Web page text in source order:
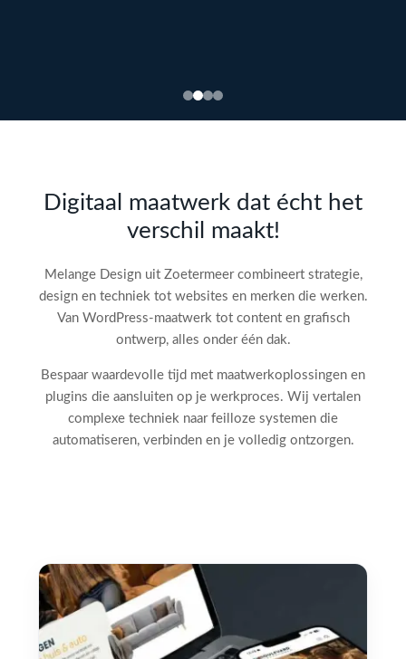
de SEO-
audit
Digitaal maatwerk dat écht het
verschil maakt!
Melange Design uit Zoetermeer combineert strategie,
design en techniek tot websites en merken die werken.
Van WordPress-maatwerk tot content en grafisch
ontwerp, alles onder één dak.
Bespaar waardevolle tijd met maatwerkoplossingen en
plugins die aansluiten op je werkproces. Wij vertalen
complexe techniek naar feilloze systemen die
automatiseren, verbinden en je volledig ontzorgen.